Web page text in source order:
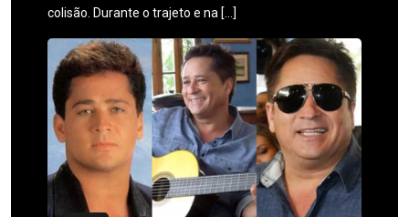
colisão. Durante o trajeto e na […]